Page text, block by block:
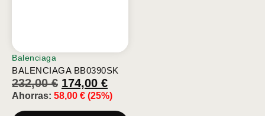
Balenciaga
BALENCIAGA BB0390SK
232,00€ 174,00 €
Ahorras: 58,00 € (25%)